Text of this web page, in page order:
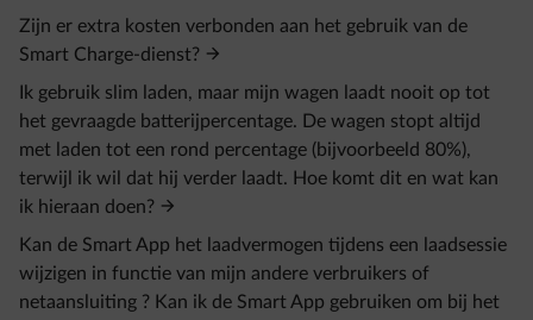
Zijn er extra kosten verbonden aan het gebruik van de
Smart Charge-dienst?
Ik gebruik slim laden, maar mijn wagen laadt nooit op tot
het gevraagde batterijpercentage. De wagen stopt altijd
met laden tot een rond percentage (bijvoorbeeld 80%),
terwijl ik wil dat hij verder laadt. Hoe komt dit en wat kan
ik hieraan doen?
Kan de Smart App het laadvermogen tijdens een laadsessie
wijzigen in functie van mijn andere verbruikers of
netaansluiting ? Kan ik de Smart App gebruiken om bij het